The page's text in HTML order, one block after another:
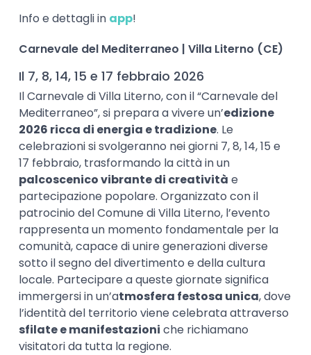
Info e dettagli in app!
Carnevale del Mediterraneo | Villa Literno (CE)
Il 7, 8, 14, 15 e 17 febbraio 2026
Il Carnevale di Villa Literno, con il “Carnevale del
Mediterraneo”, si prepara a vivere un’edizione
2026 ricca di energia e tradizione. Le
celebrazioni si svolgeranno nei giorni 7, 8, 14, 15 e
17 febbraio, trasformando la città in un
palcoscenico vibrante di creatività e
partecipazione popolare. Organizzato con il
patrocinio del Comune di Villa Literno, l’evento
rappresenta un momento fondamentale per la
comunità, capace di unire generazioni diverse
sotto il segno del divertimento e della cultura
locale. Partecipare a queste giornate significa
immergersi in un’atmosfera festosa unica, dove
l’identità del territorio viene celebrata attraverso
sfilate e manifestazioni che richiamano
visitatori da tutta la regione.